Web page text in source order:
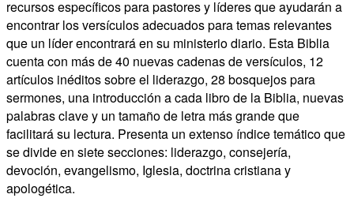
recursos específicos para pastores y líderes que ayudarán a
encontrar los versículos adecuados para temas relevantes
que un líder encontrará en su ministerio diario. Esta Biblia
cuenta con más de 40 nuevas cadenas de versículos, 12
artículos inéditos sobre el liderazgo, 28 bosquejos para
sermones, una introducción a cada libro de la Biblia, nuevas
palabras clave y un tamaño de letra más grande que
facilitará su lectura. Presenta un extenso índice temático que
se divide en siete secciones: liderazgo, consejería,
devoción, evangelismo, Iglesia, doctrina cristiana y
apologética.